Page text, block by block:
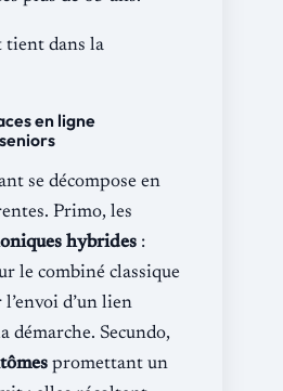
tient dans la
en ligne
se décompose en
Primo, les
hybrides :
le combiné classique
d’un lien
démarche. Secundo,
promettant un